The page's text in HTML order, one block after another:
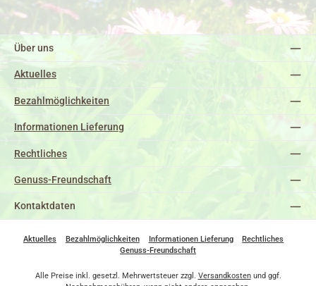
Über uns
Aktuelles
Bezahlmöglichkeiten
Informationen Lieferung
Rechtliches
Genuss-Freundschaft
Kontaktdaten
Aktuelles Bezahlmöglichkeiten Informationen Lieferung
Rechtliches
Genuss-Freundschaft
Alle Preise inkl. gesetzl. Mehrwertsteuer zzgl. Versandkostenund ggf.